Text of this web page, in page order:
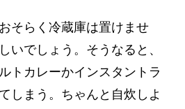
そらく冷蔵庫は置けませ
いでしょう。そうなると、
トカレーかインスタントラ
しまう。ちゃんと自炊しよ